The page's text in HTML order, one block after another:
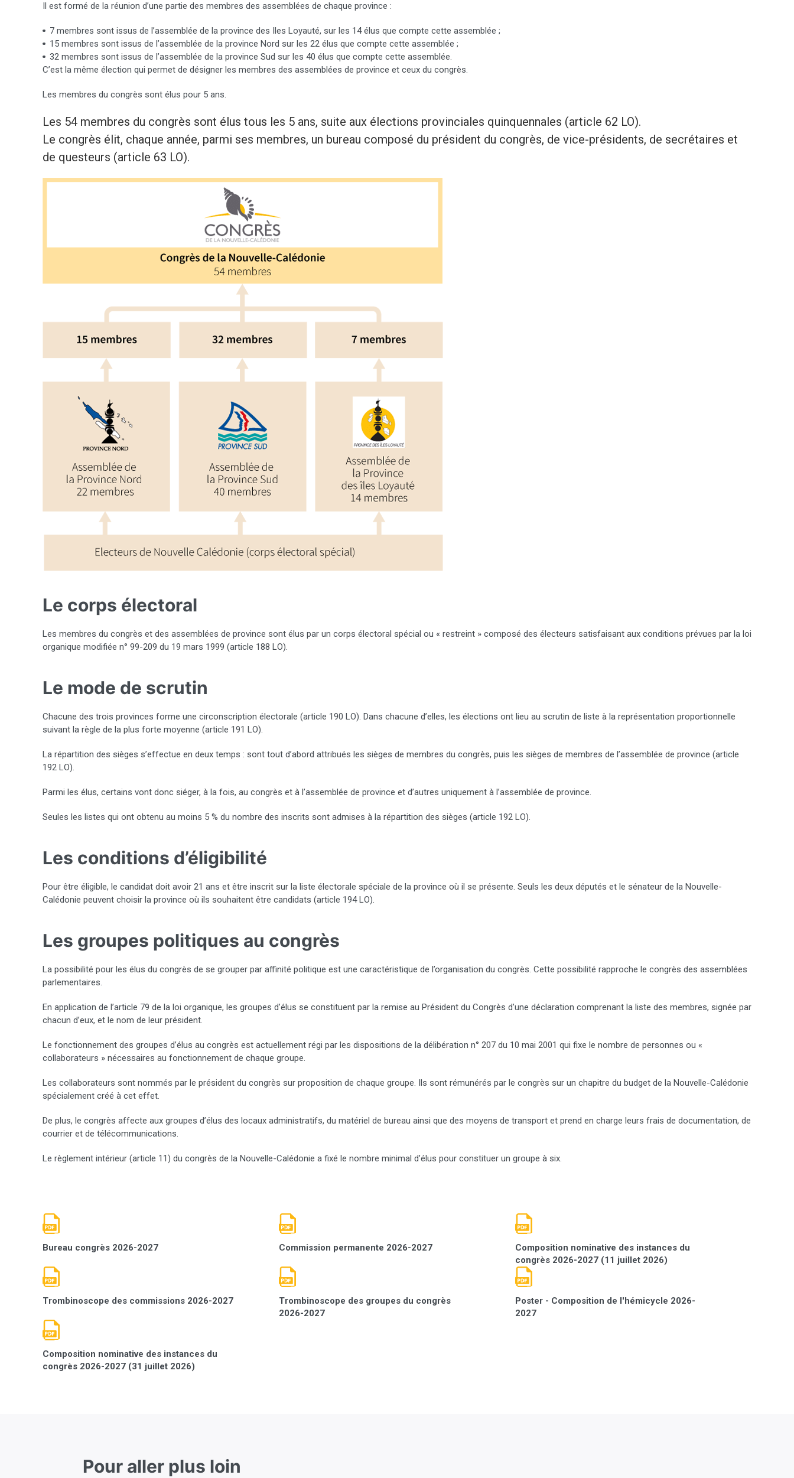
Il est formé de la réunion d’une partie des membres des assemblées de chaque province :
7 membres sont issus de l’assemblée de la province des Iles Loyauté, sur les 14 élus que compte cette assemblée ;
15 membres sont issus de l’assemblée de la province Nord sur les 22 élus que compte cette assemblée ;
32 membres sont issus de l’assemblée de la province Sud sur les 40 élus que compte cette assemblée.
C’est la même élection qui permet de désigner les membres des assemblées de province et ceux du congrès.
Les membres du congrès sont élus pour 5 ans.
Les 54 membres du congrès sont élus tous les 5 ans, suite aux élections provinciales quinquennales (article 62 LO).
Le congrès élit, chaque année, parmi ses membres, un bureau composé du président du congrès, de vice-présidents, de secrétaires et
de questeurs (article 63 LO).
Le corps électoral
Les membres du congrès et des assemblées de province sont élus par un corps électoral spécial ou « restreint » composé des électeurs satisfaisant aux conditions prévues par la loi
organique modifiée n° 99-209 du 19 mars 1999 (article 188 LO).
Le mode de scrutin
Chacune des trois provinces forme une circonscription électorale (article 190 LO). Dans chacune d’elles, les élections ont lieu au scrutin de liste à la représentation proportionnelle
suivant la règle de la plus forte moyenne (article 191 LO).
La répartition des sièges s’effectue en deux temps : sont tout d’abord attribués les sièges de membres du congrès, puis les sièges de membres de l’assemblée de province (article
192 LO).
Parmi les élus, certains vont donc siéger, à la fois, au congrès et à l’assemblée de province et d’autres uniquement à l’assemblée de province.
Seules les listes qui ont obtenu au moins 5 % du nombre des inscrits sont admises à la répartition des sièges (article 192 LO).
Les conditions d’éligibilité
Pour être éligible, le candidat doit avoir 21 ans et être inscrit sur la liste électorale spéciale de la province où il se présente. Seuls les deux députés et le sénateur de la Nouvelle-
Calédonie peuvent choisir la province où ils souhaitent être candidats (article 194 LO).
Les groupes politiques au congrès
La possibilité pour les élus du congrès de se grouper par affinité politique est une caractéristique de l’organisation du congrès. Cette possibilité rapproche le congrès des assemblées
parlementaires.
En application de l’article 79 de la loi organique, les groupes d’élus se constituent par la remise au Président du Congrès d’une déclaration comprenant la liste des membres, signée par
chacun d’eux, et le nom de leur président.
Le fonctionnement des groupes d’élus au congrès est actuellement régi par les dispositions de la délibération n° 207 du 10 mai 2001 qui fixe le nombre de personnes ou «
collaborateurs » nécessaires au fonctionnement de chaque groupe.
Les collaborateurs sont nommés par le président du congrès sur proposition de chaque groupe. Ils sont rémunérés par le congrès sur un chapitre du budget de la Nouvelle-Calédonie
spécialement créé à cet effet.
De plus, le congrès affecte aux groupes d’élus des locaux administratifs, du matériel de bureau ainsi que des moyens de transport et prend en charge leurs frais de documentation, de
courrier et de télécommunications.
Le règlement intérieur (article 11) du congrès de la Nouvelle-Calédonie a fixé le nombre minimal d’élus pour constituer un groupe à six.
Bureau congrès 2026-2027 Commission permanente 2026-2027
Composition nominative des instances du
congrès 2026-2027 (11 juillet 2026)
Trombinoscope des commissions 2026-2027
Trombinoscope des groupes du congrès
2026-2027
Poster - Composition de l'hémicycle 2026-
2027
Composition nominative des instances du
congrès 2026-2027 (31 juillet 2026)
Pour aller plus loin